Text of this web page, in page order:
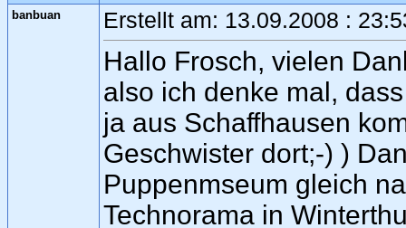
banbuan Erstellt am: 13.09.2008 :
Hallo Frosch, vielen
also ich denke mal,
ja aus Schaffhausen
Geschwister dort;-) )
Puppenmseum gleich
Technorama in